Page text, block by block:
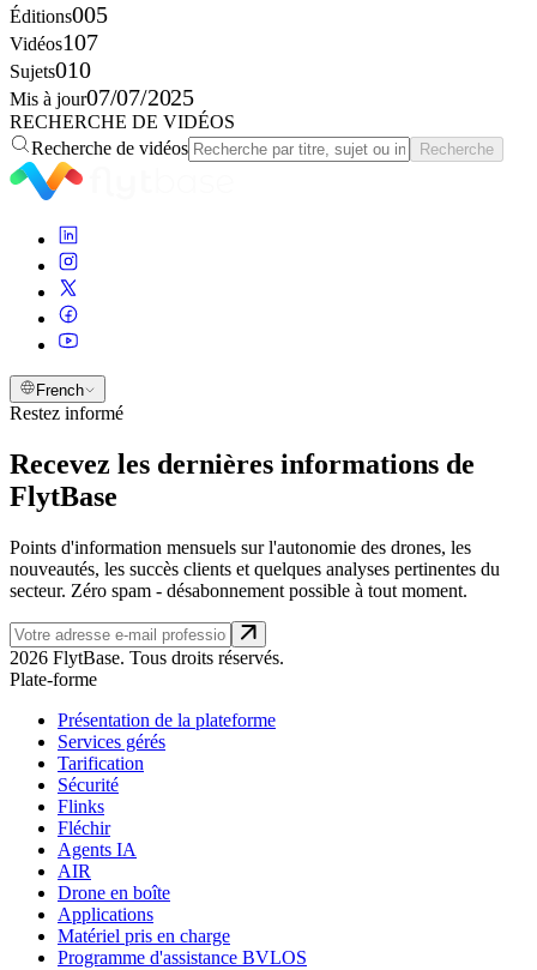
Éditions005
Vidéos107
Sujets010
Mis à jour07/07/2025
RECHERCHE DE VIDÉOS
Recherche de vidéos
Recherche
French
Restez informé
Recevez les dernières informations de
FlytBase
Points d'information mensuels sur l'autonomie des drones, les
nouveautés, les succès clients et quelques analyses pertinentes du
secteur. Zéro spam - désabonnement possible à tout moment.
2026 FlytBase. Tous droits réservés.
Plate-forme
Présentation de la plateforme
Services gérés
Tarification
Sécurité
Flinks
Fléchir
Agents IA
AIR
Drone en boîte
Applications
Matériel pris en charge
Programme d'assistance BVLOS